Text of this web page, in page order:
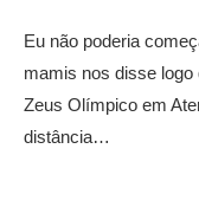
Eu não poderia
mamis nos disse
Zeus Olímpico em
distância…